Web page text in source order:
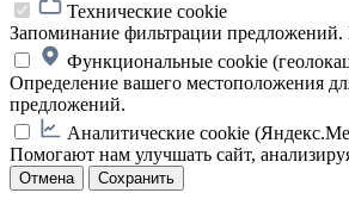
Технические cookie
Запоминание фильтрации предложений.
Функциональные cookie
Определение вашего местоположения
предложений.
Аналитические cookie
Помогают нам улучшать сайт,
Отмена Сохранить